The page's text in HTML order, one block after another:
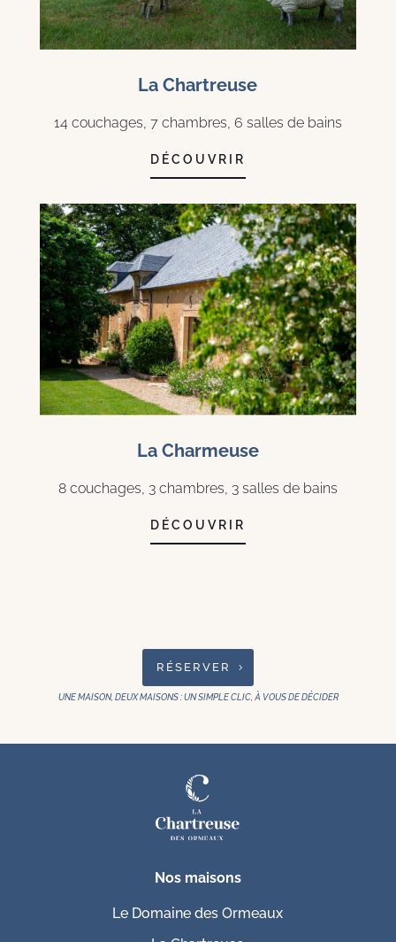
La Chartreuse
14 couchages, 7 chambres, 6 salles de bains
DÉCOUVRIR
La Charmeuse
8 couchages, 3 chambres, 3 salles de bains
DÉCOUVRIR
RÉSERVER
UNE MAISON, DEUX MAISONS : UN SIMPLE CLIC, À VOUS DE DÉCIDER
Nos maisons
Le Domaine des Ormeaux